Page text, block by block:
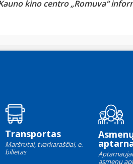
kino centro „Romuva“
Transportas
Maršrutai, tvarkaraščiai, e.
bilietas
asmenų